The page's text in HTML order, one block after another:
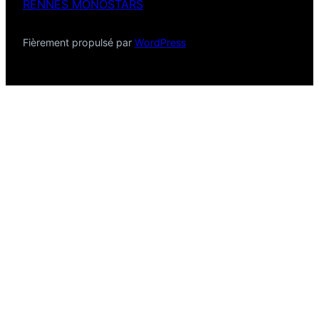
RENNES MONOSTARS
Fièrement propulsé par WordPress